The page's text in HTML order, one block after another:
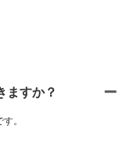
ますか？
。